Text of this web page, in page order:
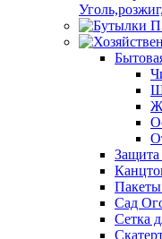
Защита
Сад
Сетка